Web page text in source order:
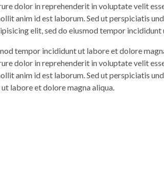
dolor in reprehenderit in voluptate velit
anim id est laborum. Sed ut perspiciatis
elit, sed do eiusmod tempor
tempor incididunt ut labore et dolore
dolor in reprehenderit in voluptate velit
anim id est laborum. Sed ut perspiciatis
labore et dolore magna aliqua.